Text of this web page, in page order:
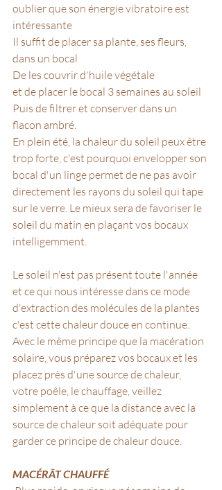
oublier que son énergie vibratoire est
intéressante
Il suffit de placer sa plante, ses fleurs,
dans un bocal
De les couvrir d'huile végétale
et de placer le bocal 3 semaines au soleil
Puis de filtrer et conserver dans un
flacon ambré.
En plein été, la chaleur du soleil peux être
trop forte, c'est pourquoi envelopper son
bocal d'un linge permet de ne pas avoir
directement les rayons du soleil qui tape
sur le verre. Le mieux sera de favoriser le
soleil du matin en plaçant vos bocaux
intelligemment.
Le soleil n'est pas présent toute l'année
et ce qui nous intéresse dans ce mode
d'extraction des molécules de la plantes
c'est cette chaleur douce en continue.
Avec le même principe que la macération
solaire, vous préparez vos bocaux et les
placez près d'une source de chaleur,
votre poêle, le chauffage, veillez
simplement à ce que la distance avec la
source de chaleur soit adéquate pour
garder ce principe de chaleur douce.
MACÉRÂT CHAUFFÉ